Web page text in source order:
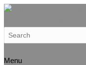
Menu